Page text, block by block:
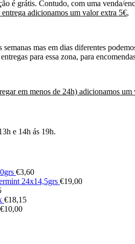
é grátis. Contudo, com uma venda/
entrega adicionamos um valor extra 5€,
mas em dias diferentes
para essa zona, para
em menos de 24h) adicionamos
e 14h ás 19h.
€3,60
24x14,5grs €19,00
€18,15
€10,00